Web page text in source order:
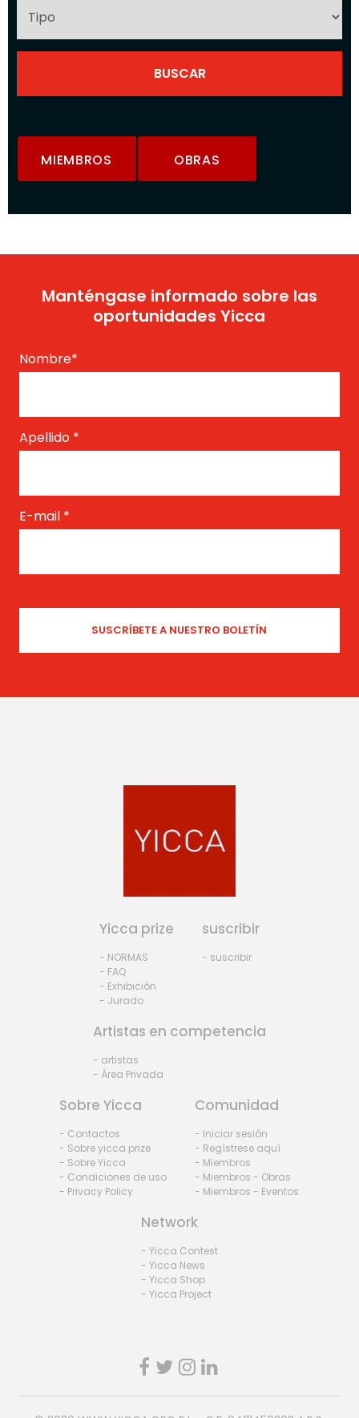
MIEMBROS OBRAS
Manténgase informado sobre las
oportunidades Yicca
Nombre*
Apellido *
E-mail *
Yicca prize
- NORMAS
- FAQ
- Exhibiciòn
- Jurado
suscribir
- suscribir
Artistas en competencia
- artistas
- Área Privada
Sobre Yicca
- Contactos
- Sobre yicca prize
- Sobre Yicca
- Condiciones de uso
- Privacy Policy
Comunidad
- Iniciar sesión
- Regístrese aquí
- Miembros
- Miembros - Obras
- Miembros - Eventos
Network
- Yicca Contest
- Yicca News
- Yicca Shop
- Yicca Project